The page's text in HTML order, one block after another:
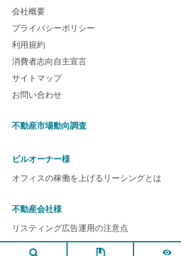
会社概要
プライバシーポリシー
利用規約
消費者志向自主宣言
サイトマップ
お問い合わせ
不動産市場動向調査
ビルオーナー様
オフィスの稼働を上げるリーシングとは
不動産会社様
リスティング広告運用の注意点